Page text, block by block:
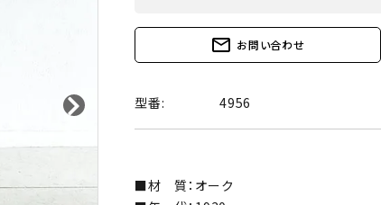
mail_outline お問い合わせ
型番: 4956
■材 質：オーク